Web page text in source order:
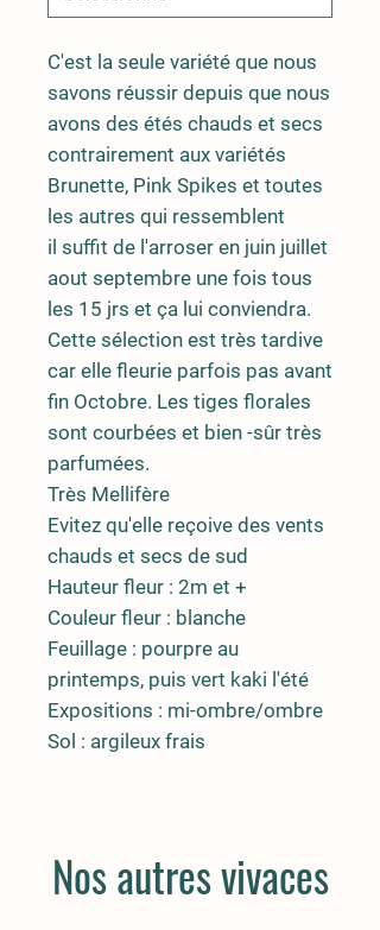
C'est la seule variété que nous
savons réussir depuis que nous
avons des étés chauds et secs
contrairement aux variétés
Brunette, Pink Spikes et toutes
les autres qui ressemblent
il suffit de l'arroser en juin juillet
aout septembre une fois tous
les 15 jrs et ça lui conviendra.
Cette sélection est très tardive
car elle fleurie parfois pas avant
fin Octobre. Les tiges florales
sont courbées et bien -sûr très
parfumées.
Très Mellifère
Evitez qu'elle reçoive des vents
chauds et secs de sud
Hauteur fleur : 2m et +
Couleur fleur : blanche
Feuillage : pourpre au
printemps, puis vert kaki l'été
Expositions : mi-ombre/ombre
Sol : argileux frais
Nos autres vivaces